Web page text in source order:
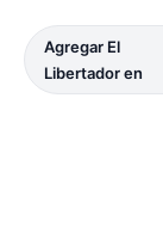
Agregar El
Libertador en